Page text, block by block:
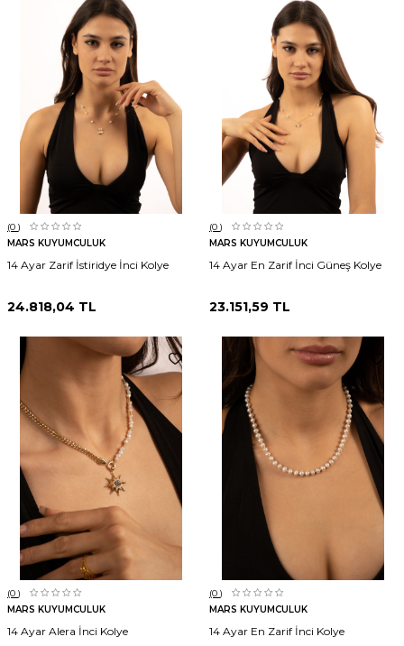
(0 )
MARS KUYUMCULUK
14 Ayar Zarif İstiridye İnci Kolye
24.818,04 TL
(0 )
MARS KUYUMCULUK
14 Ayar En Zarif İnci Güneş Kolye
23.151,59 TL
(0 )
MARS KUYUMCULUK
14 Ayar Alera İnci Kolye
(0 )
MARS KUYUMCULUK
14 Ayar En Zarif İnci Kolye